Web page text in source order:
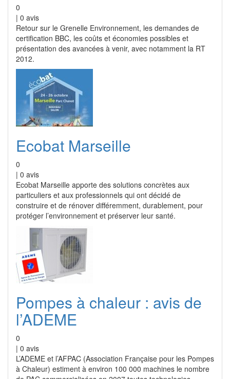
0
| 0 avis
Retour sur le Grenelle Environnement, les demandes de
certification BBC, les coûts et économies possibles et
présentation des avancées à venir, avec notamment la RT
2012.
Ecobat Marseille
0
| 0 avis
Ecobat Marseille apporte des solutions concrètes aux
particuliers et aux professionnels qui ont décidé de
construire et de rénover différemment, durablement, pour
protéger l’environnement et préserver leur santé.
Pompes à chaleur : avis de
l’ADEME
0
| 0 avis
L’ADEME et l’AFPAC (Association Française pour les Pompes
à Chaleur) estiment à environ 100 000 machines le nombre